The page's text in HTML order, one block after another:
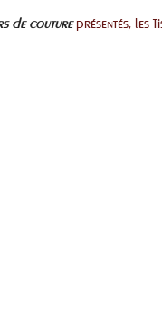
de coutureprésentés, les